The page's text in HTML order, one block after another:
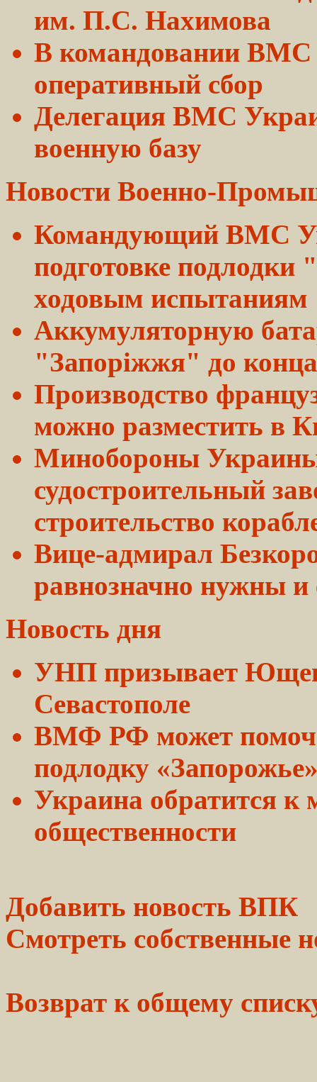
им. П.С. Нахимова
В командовании ВМС
оперативный сбор
Делегация ВМС
военную базу
Новости Военно-
Командующий ВМС
подготовке подлодки
ходовым испытаниям
Аккумуляторную
"Запорiжжя" до конца
Производство
можно разместить в
Минобороны
судостроительный
строительство
Вице-адмирал
равнозначно нужны и
Новость дня
УНП призывает
Севастополе
ВМФ РФ может
подлодку
Украина обратится к
общественности
Добавить новость ВПК
Смотреть собственные
Возврат к общему